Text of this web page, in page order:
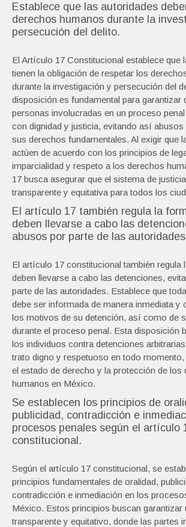
Establece que las autoridades
derechos humanos durante la
persecución del delito.
El Artículo 17 Constitucional establece que
tienen la obligación de respetar los
durante la investigación y persecución del
disposición es fundamental para garantizar
personas involucradas en un proceso
con dignidad y justicia, evitando así
sus derechos fundamentales. Al exigir que
actúen de acuerdo con los principios de
imparcialidad y respeto a los derechos
17 busca asegurar que el sistema de
transparente y equitativa para todos los
El artículo 17 también regula la
deben llevarse a cabo las
abusos por parte de las
El artículo 17 constitucional también regula
deben llevarse a cabo las detenciones,
parte de las autoridades. Establece que
debe ser informada de manera inmediata y
los motivos de su detención, así como de
durante el proceso penal. Esta disposición
los individuos contra detenciones
trato digno y respetuoso en todo
el estado de derecho y la protección de los
humanos en México.
Se establecen los principios de
publicidad, contradicción e
procesos penales según el artículo
constitucional.
Según el artículo 17 constitucional, se
principios fundamentales de oralidad,
contradicción e inmediación en los
México. Estos principios buscan garantizar
transparente y equitativo, donde las partes